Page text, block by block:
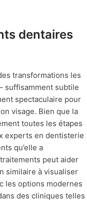
dentaires
transformations les
suffisamment subtile
spectaculaire pour
visage. Bien que la
toutes les étapes
experts en dentisterie
qu’elle a
peut aider
similaire à visualiser
les options modernes
des cliniques telles